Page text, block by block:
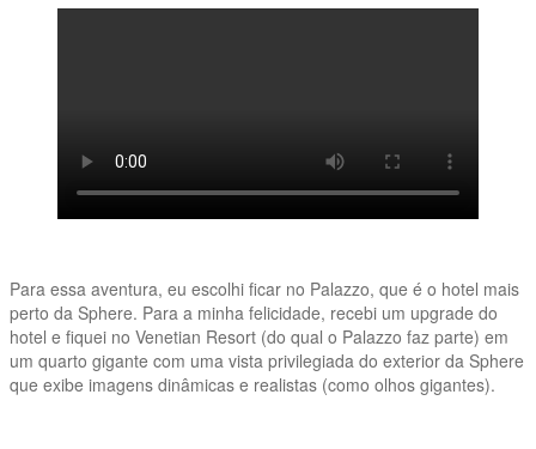
Para essa aventura, eu escolhi ficar no Palazzo, que é o hotel mais
perto da Sphere. Para a minha felicidade, recebi um upgrade do
hotel e fiquei no Venetian Resort (do qual o Palazzo faz parte) em
um quarto gigante com uma vista privilegiada do exterior da Sphere
que exibe imagens dinâmicas e realistas (como olhos gigantes).